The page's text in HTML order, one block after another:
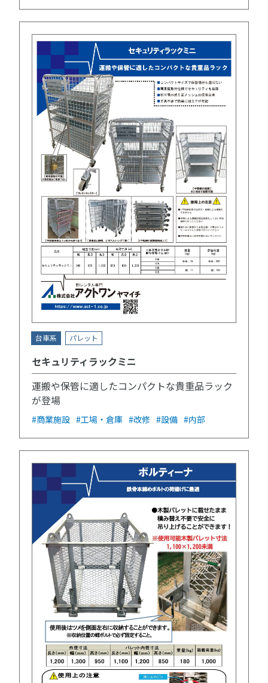
台車系 パレット
セキュリティラックミニ
運搬や保管に適したコンパクトな貴重品ラック
が登場
#商業施設 #工場・倉庫 #改修 #設備 #内部